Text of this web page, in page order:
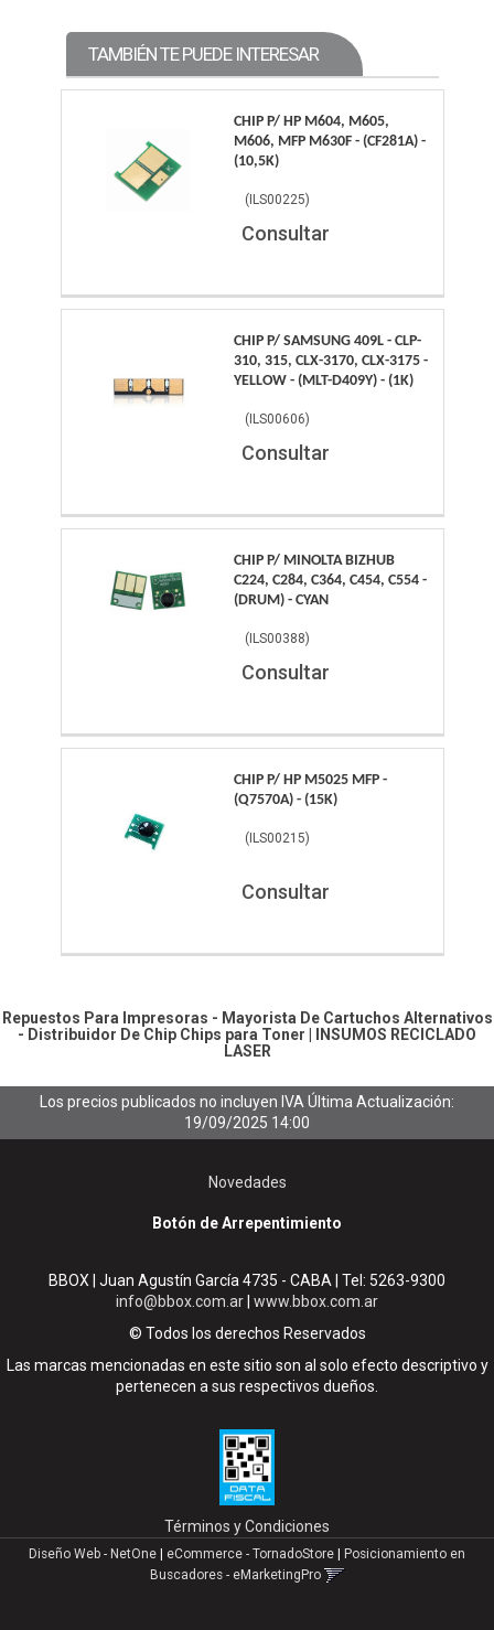
TAMBIÉN TE PUEDE INTERESAR
CHIP P/ HP M604, M605,
M606, MFP M630F - (CF281A) -
(10,5K)
( ILS00225)
Consultar
CHIP P/ SAMSUNG 409L - CLP-
310, 315, CLX-3170, CLX-3175 -
YELLOW - (MLT-D409Y) - (1K)
( ILS00606)
Consultar
CHIP P/ MINOLTA BIZHUB
C224, C284, C364, C454, C554 -
(DRUM) - CYAN
( ILS00388)
Consultar
CHIP P/ HP M5025 MFP -
(Q7570A) - (15K)
( ILS00215)
Consultar
Repuestos Para Impresoras - Mayorista De Cartuchos Alternativos
- Distribuidor De Chip Chips para Toner
INSUMOS RECICLADO
LASER
Los precios publicados no incluyen IVAÚltima Actualización:
19/09/2025 14:00
Novedades
Botón de Arrepentimiento
BBOX | Juan Agustín García 4735 - CABA | Tel: 5263-9300
info@bbox.com.ar www.bbox.com.ar
© Todos los derechos Reservados
Las marcas mencionadas en este sitio son al solo efecto descriptivo y
pertenecen a sus respectivos dueños.
Términos y Condiciones
Diseño Web - NetOne | eCommerce - TornadoStore | Posicionamiento en
Buscadores - eMarketingPro